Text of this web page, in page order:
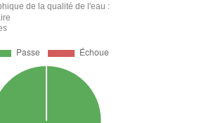
de la qualité de l'eau :